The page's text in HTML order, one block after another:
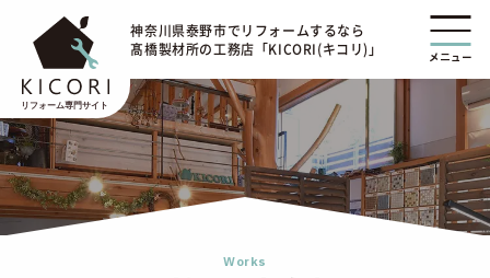
神奈川県泰野市でリフォームするなら
髙橋製材所の工務店「KICORI(キコリ)」
メニュー
Works